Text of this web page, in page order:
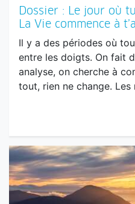
Il y a des périodes où
entre les doigts. On fait
analyse, on cherche à
tout, rien ne change.